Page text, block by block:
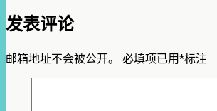
发表评论
邮箱地址不会被公开。 必填项已用*标注